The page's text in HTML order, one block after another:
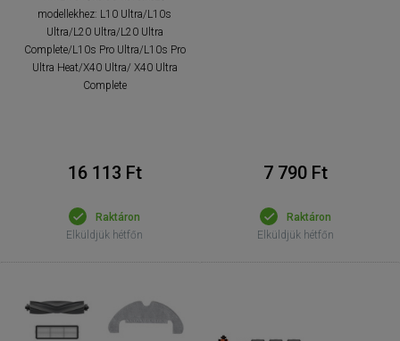
modellekhez: L10 Ultra/L10s
Ultra/L20 Ultra/L20 Ultra
Complete/L10s Pro Ultra/L10s Pro
Ultra Heat/X40 Ultra/ X40 Ultra
Complete
16 113 Ft
Raktáron
Elküldjük hétfőn
7 790 Ft
Raktáron
Elküldjük hétfőn